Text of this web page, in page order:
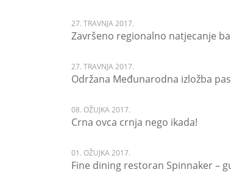
27. TRAVNJA 2017.
Završeno regionalno natjecanje
27. TRAVNJA 2017.
Održana Međunarodna izložba
08. OŽUJKA 2017.
Crna ovca crnja nego ikada!
01. OŽUJKA 2017.
Fine dining restoran Spinnaker –